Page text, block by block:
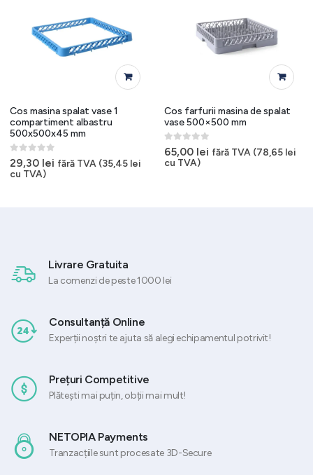
Cos masina spalat vase 1
compartiment albastru
500x500x45 mm
0out of 5
29,30 lei fără TVA (35,45 lei
cu TVA)
Cos farfurii masina de spalat
vase 500×500 mm
0out of 5
65,00 lei fără TVA (78,65 lei
cu TVA)
Livrare Gratuita
La comenzi de peste 1000 lei
Consultanță Online
Experții noștri te ajuta să alegi echipamentul potrivit!
Prețuri Competitive
Plătești mai puțin, obții mai mult!
NETOPIA Payments
Tranzacțiile sunt procesate 3D-Secure